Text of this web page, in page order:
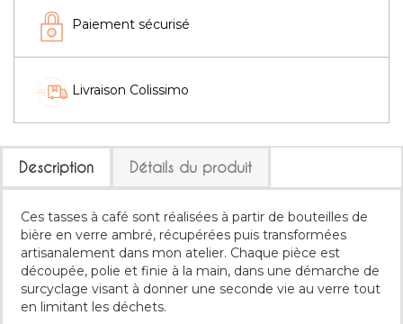
Paiement sécurisé
Livraison Colissimo
Description Détails du produit
Ces tasses à café sont réalisées à partir de bouteilles de
bière en verre ambré, récupérées puis transformées
artisanalement dans mon atelier. Chaque pièce est
découpée, polie et finie à la main, dans une démarche de
surcyclage visant à donner une seconde vie au verre tout
en limitant les déchets.